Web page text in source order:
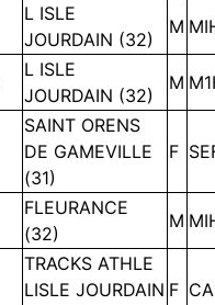
L ISLE
JOURDAIN (32)
M
L ISLE
JOURDAIN (32)
M
SAINT ORENS
DE GAMEVILLE
(31)
F
FLEURANCE
(32)
M
TRACKS ATHLE
LISLE JOURDAIN F